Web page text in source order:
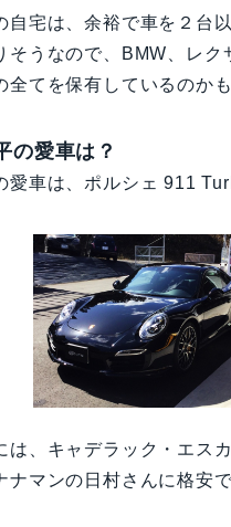
自宅は、余裕で車を２台
そうなので、BMW、レク
全てを保有しているのか
の愛車は？
愛車は、ポルシェ 911
は、キャデラック・エス
ナマンの日村さんに格安